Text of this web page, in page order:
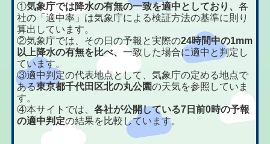
①気象庁では降水の有無の一致を適中としており、各
社の「適中率」は気象庁による検証方法の基準に則り
算出しています。
②気象庁では、その日の予報と実際の24時間中の1mm
以上降水の有無を比べ、一致した場合に適中と判定し
ています。
③適中判定の代表地点として、気象庁の定める地点で
ある東京都千代田区北の丸公園の天気を参照していま
す。
④本サイトでは、各社が公開している7日前0時の予報
の適中判定の結果を比較しています。